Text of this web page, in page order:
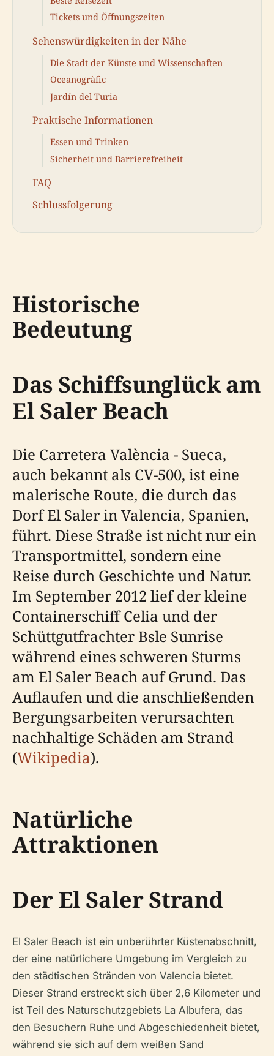
Tickets und Öffnungszeiten
Sehenswürdigkeiten in der Nähe
Die Stadt der Künste und Wissenschaften
Oceanogràfic
Jardín del Turia
Praktische Informationen
Essen und Trinken
Sicherheit und Barrierefreiheit
FAQ
Schlussfolgerung
Historische
Bedeutung
Das Schiffsunglück am
El Saler Beach
Die Carretera València - Sueca,
auch bekannt als CV-500, ist eine
malerische Route, die durch das
Dorf El Saler in Valencia, Spanien,
führt. Diese Straße ist nicht nur ein
Transportmittel, sondern eine
Reise durch Geschichte und Natur.
Im September 2012 lief der kleine
Containerschiff Celia und der
Schüttgutfrachter Bsle Sunrise
während eines schweren Sturms
am El Saler Beach auf Grund. Das
Auflaufen und die anschließenden
Bergungsarbeiten verursachten
nachhaltige Schäden am Strand
(Wikipedia).
Natürliche
Attraktionen
Der El Saler Strand
El Saler Beach ist ein unberührter Küstenabschnitt,
der eine natürlichere Umgebung im Vergleich zu
den städtischen Stränden von Valencia bietet.
Dieser Strand erstreckt sich über 2,6 Kilometer und
ist Teil des Naturschutzgebiets La Albufera, das
den Besuchern Ruhe und Abgeschiedenheit bietet,
während sie sich auf dem weißen Sand